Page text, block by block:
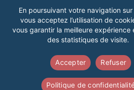
GROUPCAPA,
6 AGENCES
OUEST
En poursuivant votre navigation
vous acceptez l’utilisation de
vous garantir la meilleure expérience
des statistiques de visite.
Accepter Refuser
Politique de